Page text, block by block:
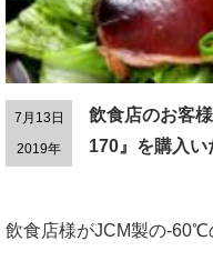
7月13日
2019年
飲食店のお客
170』を購入い
飲食店様がJCM製の-60℃